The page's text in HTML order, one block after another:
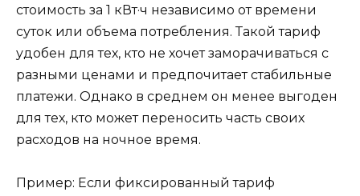
стоимость за 1 кВт·ч независимо от времени
суток или объема потребления. Такой тариф
удобен для тех, кто не хочет заморачиваться с
разными ценами и предпочитает стабильные
платежи. Однако в среднем он менее выгоден
для тех, кто может переносить часть своих
расходов на ночное время.
Пример: Если фиксированный тариф